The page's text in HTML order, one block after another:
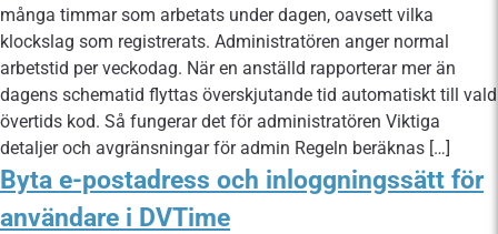
många timmar som arbetats under dagen, oavsett vilka
klockslag som registrerats. Administratören anger normal
arbetstid per veckodag. När en anställd rapporterar mer än
dagens schematid flyttas överskjutande tid automatiskt till vald
övertids kod. Så fungerar det för administratören Viktiga
detaljer och avgränsningar för admin Regeln beräknas […]
Byta e-postadress och inloggningssätt för
användare i DVTime